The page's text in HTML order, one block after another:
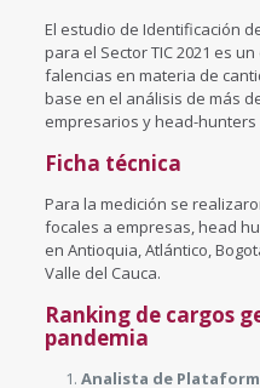
El estudio de Identificación
para el Sector TIC 2021 es
falencias en materia de
base en el análisis de más
empresarios y head-
Ficha técnica
Para la medición se
focales a empresas, head
en Antioquia, Atlántico,
Valle del Cauca.
Ranking de cargos
pandemia
Analista de